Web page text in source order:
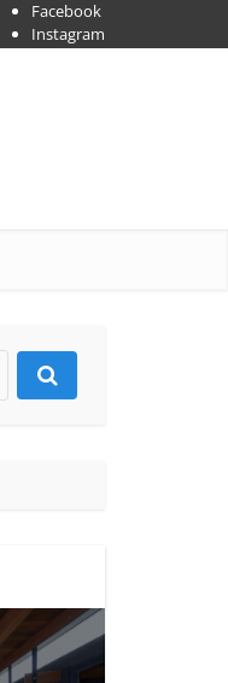
Facebook
Instagram